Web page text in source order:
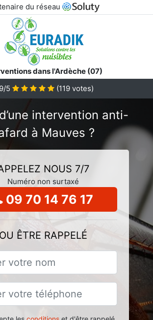
du réseau
dans l'Ardèche (07)
5
(119 votes)
intervention anti-
à Mauves ?
NOUS 7/7
Numéro non surtaxé
09 70 14 76 17
OU ÊTRE RAPPELÉ